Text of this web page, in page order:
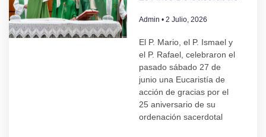
Admin 2 Julio, 2026
El P. Mario, el P. Ismael y
el P. Rafael, celebraron el
pasado sábado 27 de
junio una Eucaristía de
acción de gracias por el
25 aniversario de su
ordenación sacerdotal